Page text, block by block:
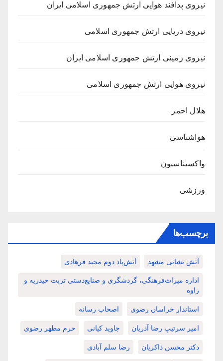
نیروی پدافند هوایی ارتش جمهوری اسلامی ایران
نیروی دریایی ارتش جمهوری اسلامی
نیروی زمینی ارتش جمهوری اسلامی ایران
نیروی هوایی ارتش جمهوری اسلامی
هلال احمر
هواشناسی
واکسیناسیون
ورزشی
برچسب‌ها
آتش نشانی مشهد آتش‌پاد دوم مجید فرهادی
اداره میراث‌فرهنگی، گردشگری و صنایع‌دستی تربت حیدریه و
زاوه
استاندار خراسان رضوی اصحاب رسانه
امیر سرتیپ رضا آذریان جاوید کیانی حرم مطهر رضوی
دکتر محسن ذاکریان رضا سلم آبادی